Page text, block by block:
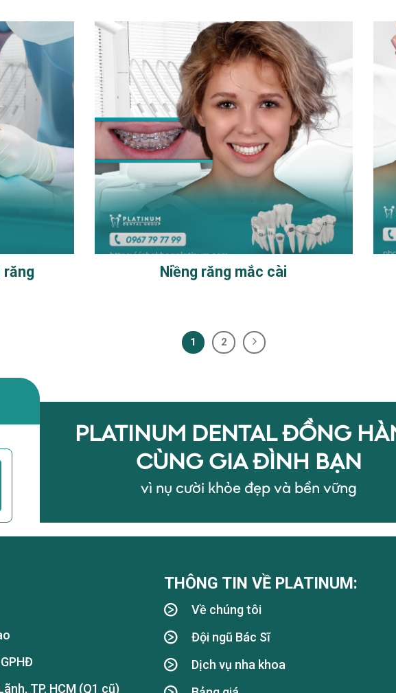
răng Niềng răng mắc cài
1 2
PLATINUM DENTAL ĐỒNG
CÙNG GIA ĐÌNH BẠN
vì nụ cười khỏe đẹp và bền vững
TP. HCM (Q1 cũ)
THÔNG TIN VỀ PLATINUM:
Về chúng tôi
Đội ngũ Bác Sĩ
Dịch vụ nha khoa